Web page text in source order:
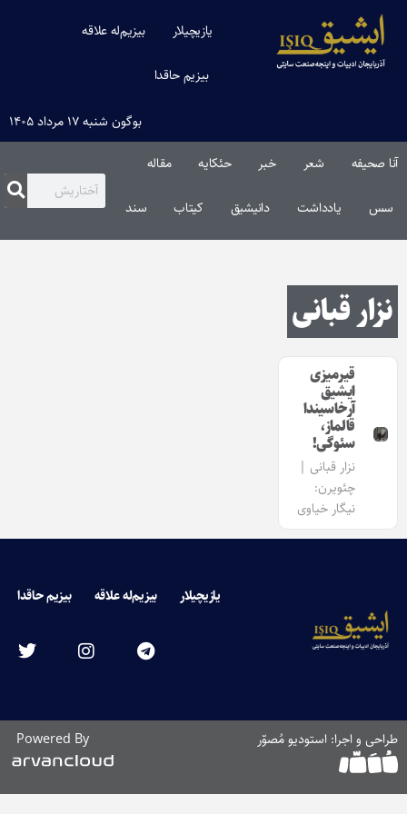
یازیچیلار بیزیم‌له علاقه
بیزیم حاقدا
بوگون شنبه ۱۷ مرداد ۱۴۰۵
آنا صحیفه شعر خبر حئکایه مقاله‌
سس یادداشت دانیشیق کیتاب سند
نزار قبانی
قیرمیزی
ایشیق
آرخاسیندا
قالماز،
سئوگی!
نزار قبانی |
چئویرن:
نیگار خیاوی
یازیچیلار بیزیم‌له علاقه بیزیم حاقدا
طراحی و اجرا: استودیو مُصوّر Powered By